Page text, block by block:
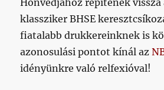
Honvédjához repítenek
klassziker BHSE
fiatalabb drukkereinknek is
azonosulási pontot kínál az
idényünkre való relfexióval!